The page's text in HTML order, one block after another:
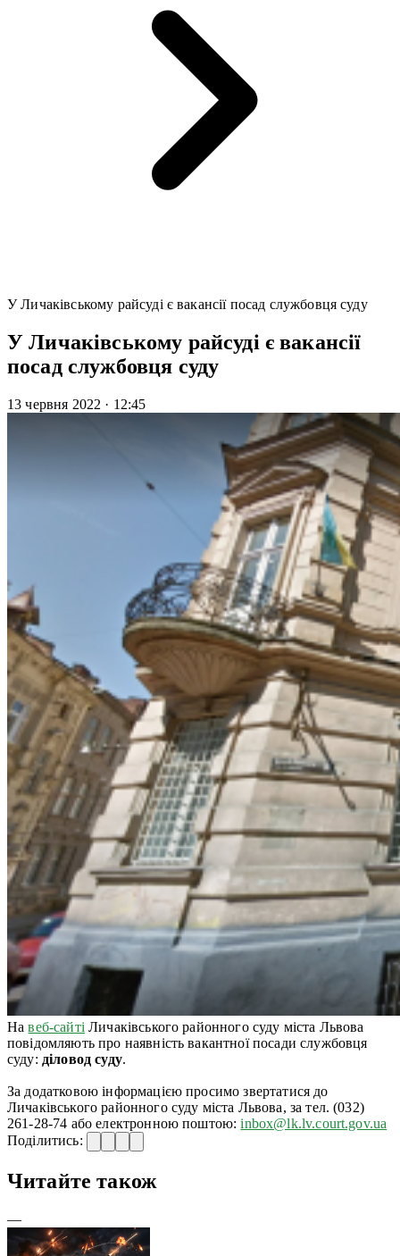
У Личаківському райсуді є вакансії посад службовця суду
У Личаківському райсуді є вакансії
посад службовця суду
13 червня 2022 · 12:45
Навеб-сайті Личаківського районного суду міста Львова
повідомляють про наявність вакантної посади службовця
суду: діловод суду.
За додатковою інформацією просимо звертатися до
Личаківського районного суду міста Львова, за тел. (032)
261-28-74 або електронною поштою:inbox@lk.lv.court.gov.ua
Поділитись:
Читайте також
—